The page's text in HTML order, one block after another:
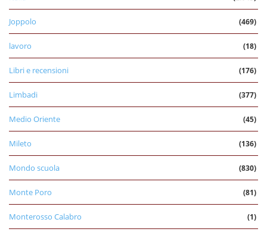
Joppolo (469)
lavoro (18)
Libri e recensioni (176)
Limbadi (377)
Medio Oriente (45)
Mileto (136)
Mondo scuola (830)
Monte Poro (81)
Monterosso Calabro (1)